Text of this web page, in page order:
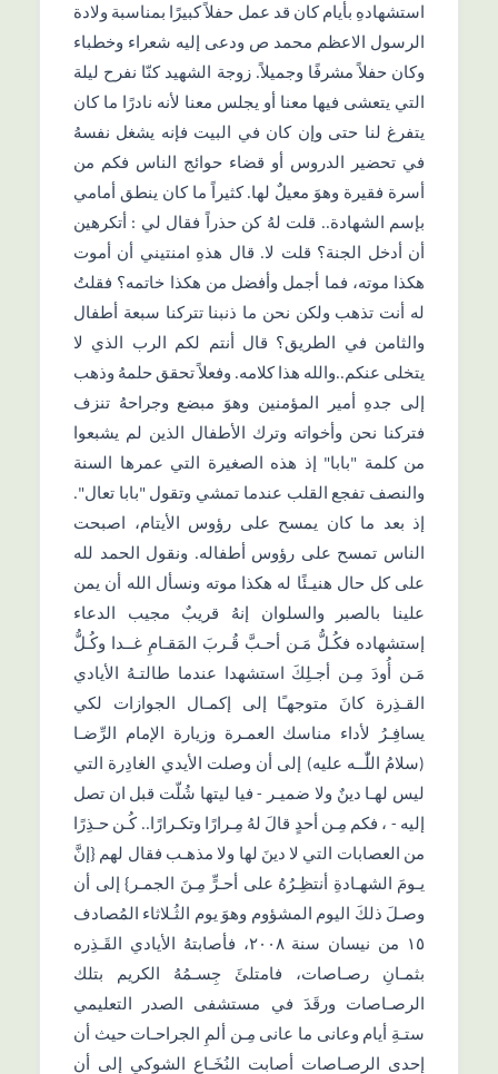
استشهادهِ بأيام كان قد عمل حفلاً كبيرًا بمناسبة ولادة
الرسول الاعظم محمد ص ودعى إليه شعراء وخطباء
وكان حفلاً مشرفًا وجميلاً. زوجة الشهيد كنّا نفرح ليلة
التي يتعشى فيها معنا أو يجلس معنا لأنه نادرًا ما كان
يتفرغ لنا حتى وإن كان في البيت فإنه يشغل نفسهُ
في تحضير الدروس أو قضاء حوائج الناس فكم من
أسرة فقيرة وهوَ معيلٌ لها. كثيراً ما كان ينطق أمامي
بإسم الشهادة.. قلت لهُ كن حذراً فقال لي : أتكرهين
أن أدخل الجنة؟ قلت لا. قال هذهِ امنتيني أن أموت
هكذا موته، فما أجمل وأفضل من هكذا خاتمه؟ فقلتُ
له أنت تذهب ولكن نحن ما ذنبنا تتركنا سبعة أطفال
والثامن في الطريق؟ قال أنتم لكم الرب الذي لا
يتخلى عنكم..والله هذا كلامه. وفعلاً تحقق حلمهُ وذهب
إلى جدهِ أمير المؤمنين وهوَ مبضع وجراحهُ تنزف
فتركنا نحن وأخواته وترك الأطفال الذين لم يشبعوا
من كلمة "بابا" إذ هذه الصغيرة التي عمرها السنة
والنصف تفجع القلب عندما تمشي وتقول "بابا تعال".
إذ بعد ما كان يمسح على رؤوس الأيتام، اصبحت
الناس تمسح على رؤوس أطفاله. ونقول الحمد لله
على كل حال هنيـئًا له هكذا موته ونسأل الله أن يمن
علينا بالصبر والسلوان إنهُ قريبٌ مجيب الدعاء
إستشهاده فكُـلُّ مَـن أحـبَّ قُـربَ المَقـامِ غــدا وكُـلُّ
مَـن أُودَ مِـن أجـلِكَ استشهدا عندما طالتـهُ الأيادي
القـذِرة كانَ متوجهـًا إلى إكمـال الجوازات لكي
يسافِـرُ لأداء مناسك العمـرة وزيارة الإمام الرِّضـا
(سلامُ اللّٰــه عليه) إلى أن وصلت الأيدي الغادِرة التي
ليس لهـا دينٌ ولا ضميـر - فيا ليتها شُلّت قبل ان تصل
إليه - ، فكم مِـن أحدٍ قالَ لهُ مِـرارًا وتكـرارًا.. كُـن حـذِرًا
من العصابات التي لا دينَ لها ولا مذهـب فقال لهم {إنَّ
يـومَ الشهـادةِ أنتظِـرُهُ على أحـرٍّ مِـنَ الجمـر} إلى أن
وصـلَ ذلكَ اليوم المشؤوم وهوَ يوم الثُـلاثاء المُصادف
١٥ من نيسان سنة ٢٠٠٨، فأصابتهُ الأيادي القَـذِره
بثمـانِ رصـاصات، فامتلئَ جِسـمُهُ الكريم بتلك
الرصـاصات ورقَدَ في مستشفى الصدر التعليمي
ستـةِ أيام وعانى ما عانى مِـن ألمِ الجراحـات حيث أن
إحدى الرصـاصات أصابت النُخَـاع الشوكي إلى أن